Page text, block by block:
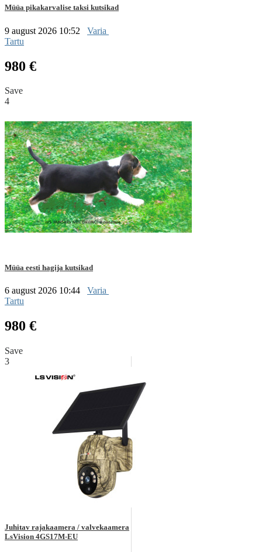
Müüa pikakarvalise taksi kutsikad
9 august 2026 10:52
Varia
Tartu
980 €
Save
4
Müüa eesti hagija kutsikad
6 august 2026 10:44
Varia
Tartu
980 €
Save
3
Juhitav rajakaamera / valvekaamera
LsVision 4GS17M-EU